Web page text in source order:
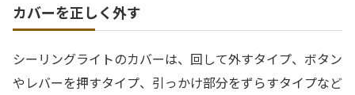
カバーを正しく外す
シーリングライトのカバーは、回して外すタイプ、ボタン
やレバーを押すタイプ、引っかけ部分をずらすタイプなど